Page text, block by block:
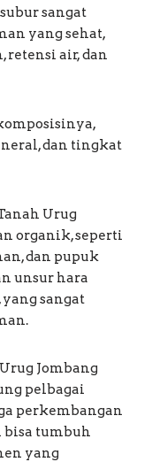
sangat
yang sehat,
air, dan
dan tingkat
Urug
organik, seperti
dan pupuk
unsur hara
sangat
Jombang
pelbagai
perkembangan
bisa tumbuh
yang